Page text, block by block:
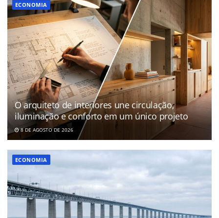
ECONOMIA
O arquiteto de interiores une circulação,
iluminação e conforto em um único projeto
8 DE AGOSTO DE 2026
ECONOMIA